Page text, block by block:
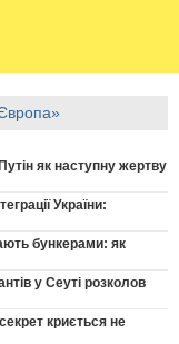
як наступну жертву
України:
бункерами: як
у Сеуті розколов
криється не